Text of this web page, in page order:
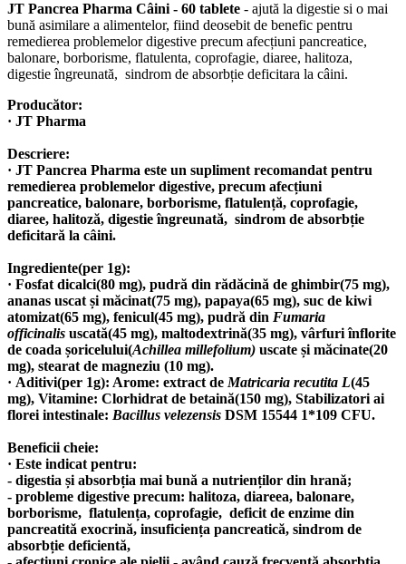
JT Pancrea Pharma Câini - 60 tablete - ajută la digestie si o mai
bună asimilare a alimentelor, fiind deosebit de benefic pentru
remedierea problemelor digestive precum afecțiuni pancreatice,
balonare, borborisme, flatulenta, coprofagie, diaree, halitoza,
digestie îngreunată, sindrom de absorbție deficitara la câini.
Producător:
· JT Pharma
Descriere:
· JT Pancrea Pharma este un supliment recomandat pentru
remedierea problemelor digestive, precum afecțiuni
pancreatice, balonare, borborisme, flatulență, coprofagie,
diaree, halitoză, digestie îngreunată, sindrom de absorbție
deficitară la câini.
Ingrediente(per 1g):
· Fosfat dicalci(80 mg), pudră din rădăcină de ghimbir(75 mg),
ananas uscat și măcinat(75 mg), papaya(65 mg), suc de kiwi
atomizat(65 mg), fenicul(45 mg), pudră din Fumaria
officinalis uscată(45 mg), maltodextrină(35 mg), vârfuri înflorite
de coada șoricelului(Achillea millefolium) uscate și măcinate(20
mg), stearat de magneziu (10 mg).
· Aditivi(per 1g): Arome: extract de Matricaria recutita L(45
mg), Vitamine: Clorhidrat de betaină(150 mg), Stabilizatori ai
florei intestinale: Bacillus velezensis DSM 15544 1*109 CFU.
Beneficii cheie:
· Este indicat pentru:
- digestia și absorbția mai bună a nutrienților din hrană;
- probleme digestive precum: halitoza, diareea, balonare,
borborisme, flatulența, coprofagie, deficit de enzime din
pancreatită exocrină, insuficiența pancreatică, sindrom de
absorbție deficientă,